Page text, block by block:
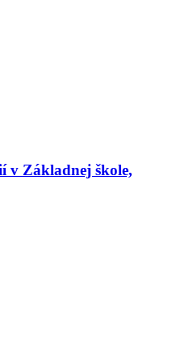
v Základnej škole,